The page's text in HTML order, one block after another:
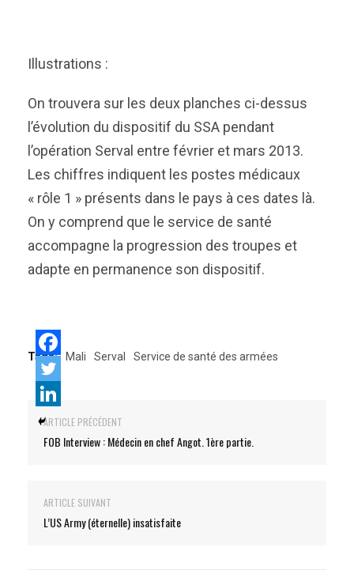
Illustrations :
On trouvera sur les deux planches ci-dessus
l’évolution du dispositif du SSA pendant
l’opération Serval entre février et mars 2013.
Les chiffres indiquent les postes médicaux
« rôle 1 » présents dans le pays à ces dates là.
On y comprend que le service de santé
accompagne la progression des troupes et
adapte en permanence son dispositif.
Tags: Mali Serval Service de santé des armées
ARTICLE PRÉCÉDENT
FOB Interview : Médecin en chef Angot. 1ère partie.
ARTICLE SUIVANT
L’US Army (éternelle) insatisfaite